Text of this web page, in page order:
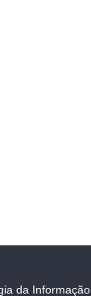
da Informação